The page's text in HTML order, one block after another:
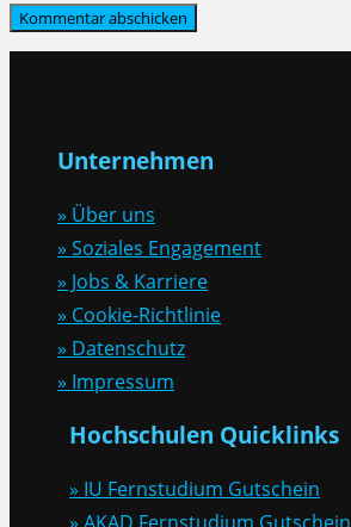
Unternehmen
» Über uns
» Soziales Engagement
» Jobs & Karriere
» Cookie-Richtlinie
» Datenschutz
» Impressum
Hochschulen Quicklinks
» IU Fernstudium Gutschein